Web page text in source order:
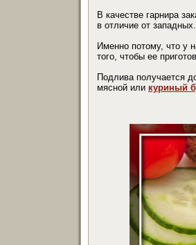
В качестве гарнира
в отличие от западных.
Именно потому, что у
того, чтобы ее
Подлива получается
мясной или куриный